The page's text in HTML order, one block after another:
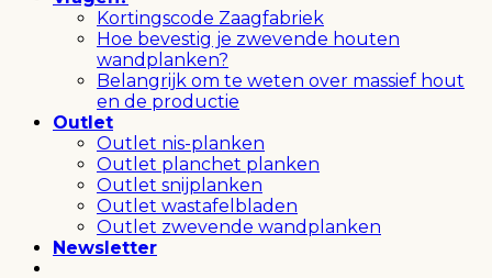
Kortingscode Zaagfabriek
Hoe bevestig je zwevende houten
wandplanken?
Belangrijk om te weten over massief hout
en de productie
Outlet
Outlet nis-planken
Outlet planchet planken
Outlet snijplanken
Outlet wastafelbladen
Outlet zwevende wandplanken
Newsletter